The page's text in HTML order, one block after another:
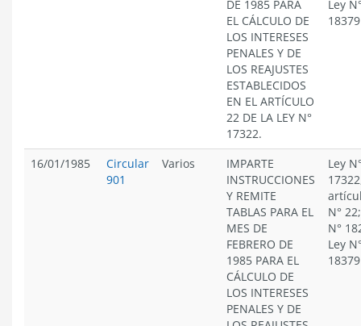
DE 1985 PARA
EL CÁLCULO DE
LOS INTERESES
PENALES Y DE
LOS REAJUSTES
ESTABLECIDOS
EN EL ARTÍCULO
22 DE LA LEY N°
17322.
Ley
18379
16/01/1985
Circular
901
Varios
IMPARTE
INSTRUCCIONES
Y REMITE
TABLAS PARA EL
MES DE
FEBRERO DE
1985 PARA EL
CÁLCULO DE
LOS INTERESES
PENALES Y DE
Ley
N°
N°
Ley
18379